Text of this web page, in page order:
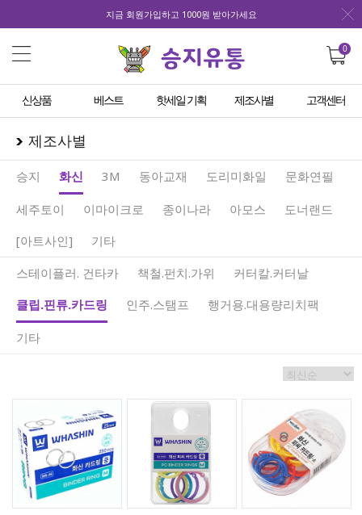
지금 회원가입하고 1000원 받아가세요
0
신상품 베스트 핫세일 기획 제조사별 고객센터
제조사별
승지 화신 3M 동아교재 도리미화일 문화연필
세주토이 이마이크로 종이나라 아모스
도너랜드
[아트사인]
기타
스테이플러. 건타카
책철.펀치.가위
커터칼.커터날
클립.핀류.카드링
인주.스탬프 행거용.대용량리치팩
기타